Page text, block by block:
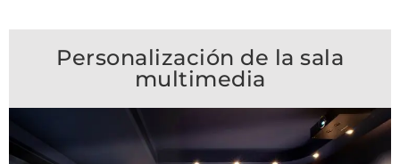
Personalización de la sala
multimedia